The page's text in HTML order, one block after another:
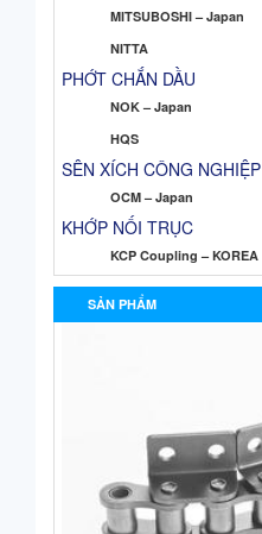
MITSUBOSHI – Japan
NITTA
PHỚT CHẮN DẦU
NOK – Japan
HQS
SÊN XÍCH CÔNG NGHIỆP
OCM – Japan
KHỚP NỐI TRỤC
KCP Coupling – KOREA
SẢN PHẨM